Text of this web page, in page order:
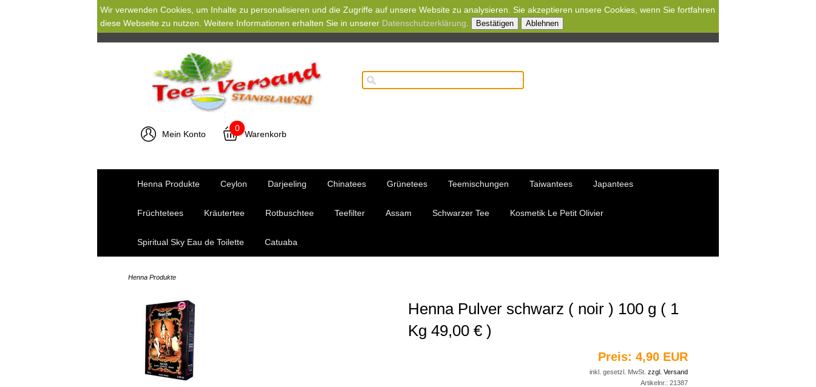
Wir verwenden Cookies, um Inhalte zu personalisieren und die Zugriffe auf unsere Website zu analysieren. Sie akzeptieren unsere Cookies, wenn Sie fortfahren
diese Webseite zu nutzen. Weitere Informationen erhalten Sie in unserer Datenschutzerklärung Bestätigen Ablehnen
Mein Konto
0
Warenkorb
Henna Produkte Ceylon Darjeeling Chinatees Grünetees Teemischungen Taiwantees Japantees
Früchtetees Kräutertee Rotbuschtee Teefilter Assam Schwarzer Tee Kosmetik Le Petit Olivier
Spiritual Sky Eau de Toilette Catuaba
Henna Produkte
Henna Pulver schwarz ( noir ) 100 g ( 1
Kg 49,00 € )
Preis: 4,90 EUR
inkl. gesetzl. MwSt. zzgl. Versand
Artikelnr.: 21387